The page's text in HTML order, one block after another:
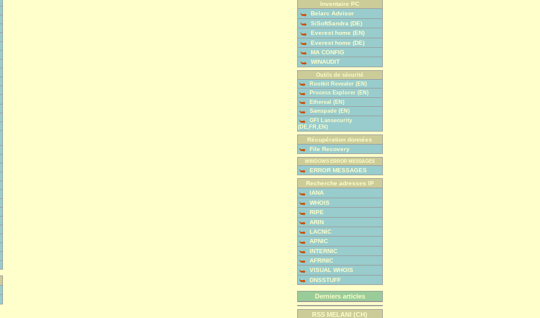
Inventaire PC
Belarc Advisor
SiSoftSandra (DE)
Everest home (EN)
Everest home (DE)
MA CONFIG
WINAUDIT
Outils de sécurité
Rootkit Revealer (EN)
Process Explorer (EN)
Ethereal (EN)
Samspade (EN)
GFI Lansecurity
(DE,FR,EN)
Récupération données
File Recovery
WINDOWS ERROR MESSAGES
ERROR MESSAGES
Recherche adresses IP
IANA
WHOIS
RIPE
ARIN
LACNIC
APNIC
INTERNIC
AFRINIC
VISUAL WHOIS
DNSSTUFF
Derniers articles
RSS MELANI (CH)